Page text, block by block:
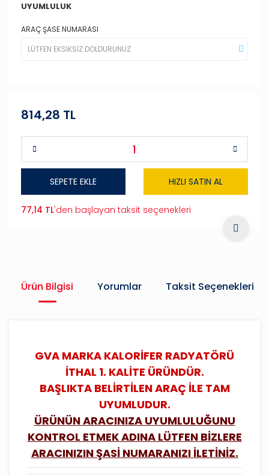
UYUMLULUK
ARAÇ ŞASE NUMARASI
814,28 TL
SEPETE EKLE HIZLI SATIN AL
77,14 TL'den başlayan taksit seçenekleri
Ürün Bilgisi Yorumlar Taksit Seçenekleri
GVA MARKA KALORİFER RADYATÖRÜ
İTHAL 1. KALİTE ÜRÜNDÜR.
BAŞLIKTA BELİRTİLEN ARAÇ İLE TAM
UYUMLUDUR.
ÜRÜNÜN ARACINIZA UYUMLULUĞUNU
KONTROL ETMEK ADINA LÜTFEN BİZLERE
ARACINIZIN ŞASİ NUMARANIZI İLETİNİZ.